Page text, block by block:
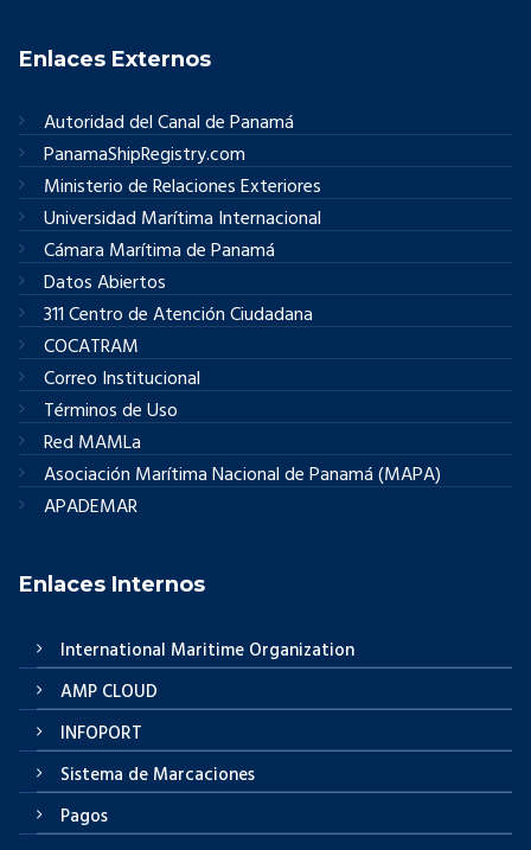
Enlaces Externos
Autoridad del Canal de Panamá
PanamaShipRegistry.com
Ministerio de Relaciones Exteriores
Universidad Marítima Internacional
Cámara Marítima de Panamá
Datos Abiertos
311 Centro de Atención Ciudadana
COCATRAM
Correo Institucional
Términos de Uso
Red MAMLa
Asociación Marítima Nacional de Panamá (MAPA)
APADEMAR
Enlaces Internos
International Maritime Organization
AMP CLOUD
INFOPORT
Sistema de Marcaciones
Pagos